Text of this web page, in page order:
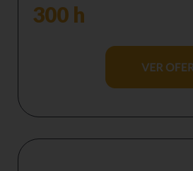
300 h